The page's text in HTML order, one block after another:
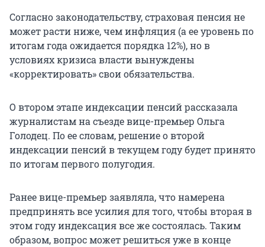
Согласно законодательству, страховая пенсия не
может расти ниже, чем инфляция (а ее уровень по
итогам года ожидается порядка 12%), но в
условиях кризиса власти вынуждены
«корректировать» свои обязательства.
О втором этапе индексации пенсий рассказала
журналистам на съезде вице-премьер Ольга
Голодец. По ее словам, решение о второй
индексации пенсий в текущем году будет принято
по итогам первого полугодия.
Ранее вице-премьер заявляла, что намерена
предпринять все усилия для того, чтобы вторая в
этом году индексация все же состоялась. Таким
образом, вопрос может решиться уже в конце